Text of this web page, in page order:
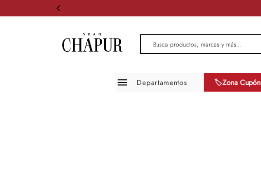
Busca productos, marcas y más...
Departamentos 🏷️Zona Cupón